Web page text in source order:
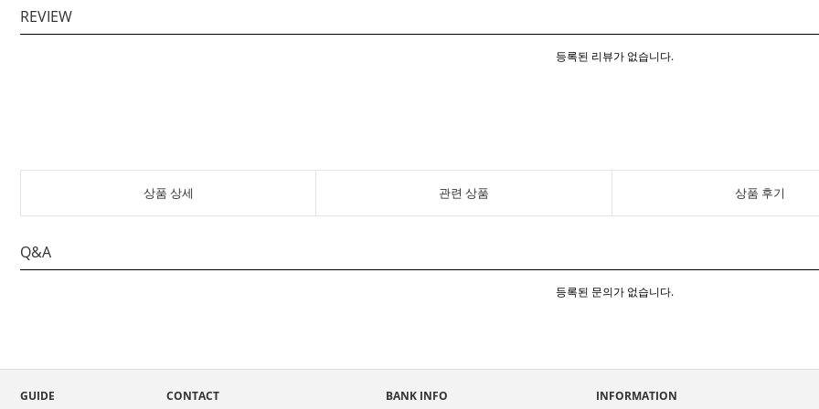
REVIEW
등록된 리뷰가 없습니다.
상품 상세 관련 상품 상품 후기
Q&A
등록된 문의가 없습니다.
GUIDE CONTACT BANK INFO INFORMATION